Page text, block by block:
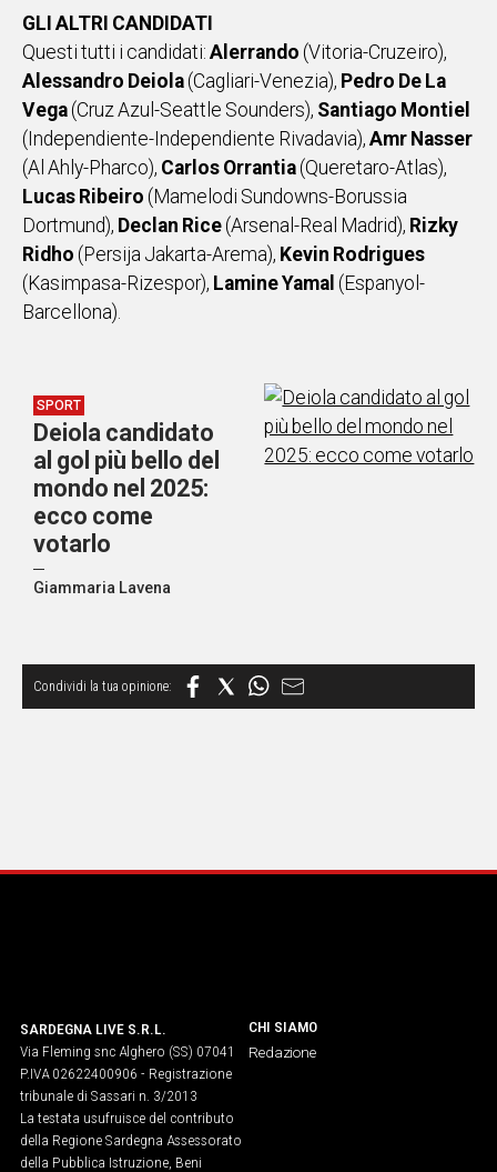
GLI ALTRI CANDIDATI
Questi tutti i candidati: Alerrando (Vitoria-Cruzeiro),
Alessandro Deiola (Cagliari-Venezia), Pedro De La
Vega (Cruz Azul-Seattle Sounders), Santiago Montiel
(Independiente-Independiente Rivadavia), Amr Nasser
(Al Ahly-Pharco), Carlos Orrantia (Queretaro-Atlas),
Lucas Ribeiro (Mamelodi Sundowns-Borussia
Dortmund), Declan Rice (Arsenal-Real Madrid), Rizky
Ridho (Persija Jakarta-Arema), Kevin Rodrigues
(Kasimpasa-Rizespor), Lamine Yamal (Espanyol-
Barcellona).
SPORT
Deiola candidato
al gol più bello del
mondo nel 2025:
ecco come
votarlo
Giammaria Lavena
SARDEGNA LIVE S.R.L.
Via Fleming snc Alghero (SS) 07041
P.IVA 02622400906 - Registrazione
tribunale di Sassari n. 3/2013
La testata usufruisce del contributo
della Regione Sardegna Assessorato
della Pubblica Istruzione, Beni
CHI SIAMO
Redazione